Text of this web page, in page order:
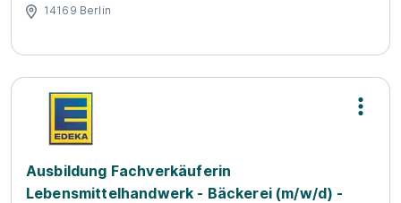
14169 Berlin
Ausbildung Fachverkäuferin
Lebensmittelhandwerk - Bäckerei (m/w/d) -